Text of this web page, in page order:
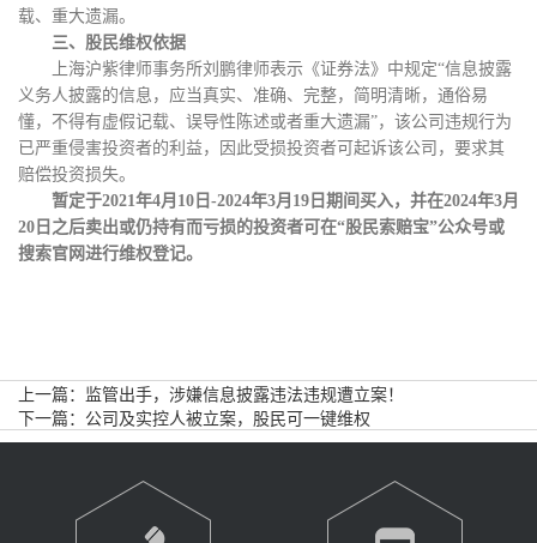
载、重大遗漏。
三、股民维权依据
上海沪紫律师事务所刘鹏律师表示《证券法》中规定“信息披露
义务人披露的信息，应当真实、准确、完整，简明清晰，通俗易
懂，不得有虚假记载、误导性陈述或者重大遗漏”，该公司违规行为
已严重侵害投资者的利益，因此受损投资者可起诉该公司，要求其
赔偿投资损失。
暂定于2021年4月10日-2024年3月19日期间买入，并在2024年3月
20日之后卖出或仍持有而亏损的投资者可在“股民索赔宝”公众号或
搜索官网进行维权登记。
上一篇： 监管出手，涉嫌信息披露违法违规遭立案！
下一篇： 公司及实控人被立案，股民可一键维权